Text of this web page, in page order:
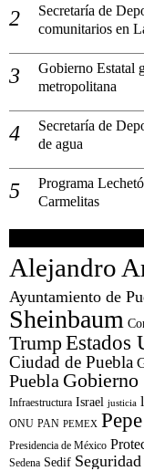
Secretaría de
comunitarios en
Gobierno Estatal
metropolitana
Secretaría de
de agua
Programa
Carmelitas
Alejandro
Ayuntamiento de
Sheinbaum
TrumpEstados
Ciudad de Puebla
Puebla Gobierno
Infraestructura Israel justicia
ONU PAN PEMEX
Presidencia de México
Sedena Sedif Seguridad